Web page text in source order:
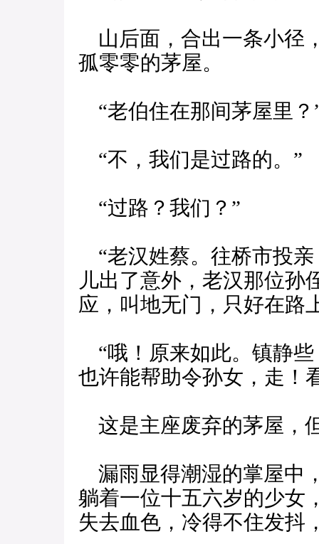
山后面，合出一条小径
孤零零的茅屋。
“老伯住在那间茅屋里？
“不，我们是过路的。”
“过路？我们？”
“老汉姓蔡。往桥市投
儿出了意外，老汉那位孙
应，叫地无门，只好在
“哦！原来如此。镇静
也许能帮助令孙女，走！
这是主座废弃的茅屋，
漏雨显得潮湿的掌屋中
躺着一位十五六岁的少女
失去血色，冷得不住发抖